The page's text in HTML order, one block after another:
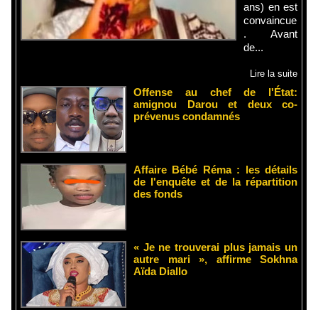
ans) en est
convaincue
. Avant
de...
Lire la suite
Offense au chef de l'État:
amignou Darou et deux co-
prévenus condamnés
Affaire Bébé Réma : les détails
de l'enquête et de la répartition
des fonds
« Je ne trouverai plus jamais un
autre mari », affirme Sokhna
Aïda Diallo